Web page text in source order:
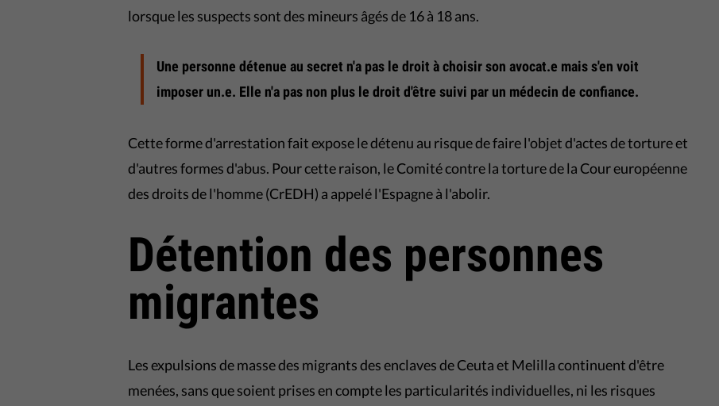
lorsque les suspects sont des mineurs âgés de 16 à 18 ans.
Une personne détenue au secret n'a pas le droit à choisir son avocat.e mais s'en voit
imposer un.e. Elle n'a pas non plus le droit d'être suivi par un médecin de confiance.
Cette forme d'arrestation fait expose le détenu au risque de faire l'objet d'actes de torture et
d'autres formes d'abus. Pour cette raison, le Comité contre la torture de la Cour européenne
des droits de l'homme (CrEDH) a appelé l'Espagne à l'abolir.
Détention des personnes
migrantes
Les expulsions de masse des migrants des enclaves de Ceuta et Melilla continuent d'être
menées, sans que soient prises en compte les particularités individuelles, ni les risques